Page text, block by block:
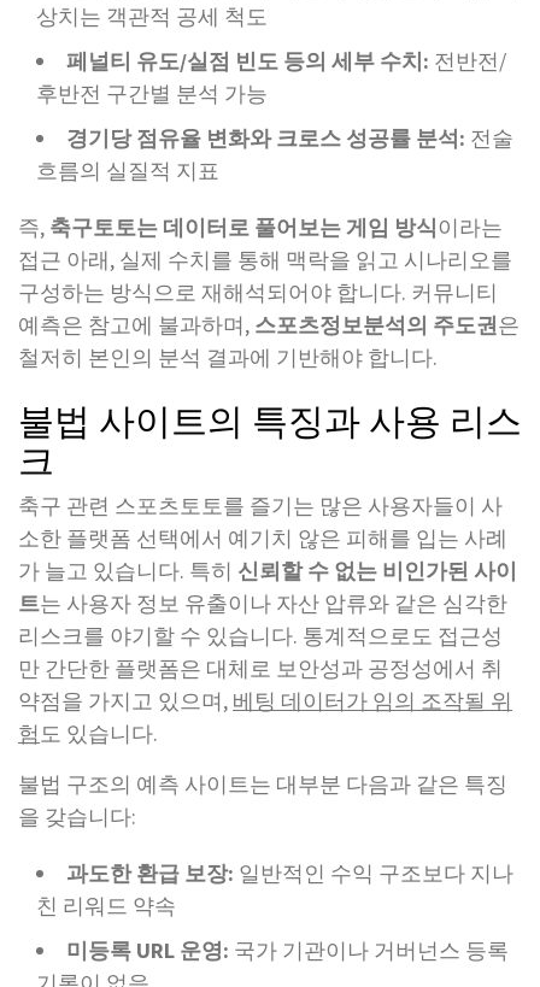
상치는 객관적 공세 척도
페널티 유도/실점 빈도 등의 세부 수치: 전반전/
후반전 구간별 분석 가능
경기당 점유율 변화와 크로스 성공률 분석: 전술
흐름의 실질적 지표
즉, 축구토토는 데이터로 풀어보는 게임 방식이라는
접근 아래, 실제 수치를 통해 맥락을 읽고 시나리오를
구성하는 방식으로 재해석되어야 합니다. 커뮤니티
예측은 참고에 불과하며, 스포츠정보분석의 주도권은
철저히 본인의 분석 결과에 기반해야 합니다.
불법 사이트의 특징과 사용 리스
크
축구 관련 스포츠토토를 즐기는 많은 사용자들이 사
소한 플랫폼 선택에서 예기치 않은 피해를 입는 사례
가 늘고 있습니다. 특히 신뢰할 수 없는 비인가된 사이
트는 사용자 정보 유출이나 자산 압류와 같은 심각한
리스크를 야기할 수 있습니다. 통계적으로도 접근성
만 간단한 플랫폼은 대체로 보안성과 공정성에서 취
약점을 가지고 있으며, 베팅 데이터가 임의 조작될 위
험도 있습니다.
불법 구조의 예측 사이트는 대부분 다음과 같은 특징
을 갖습니다:
과도한 환급 보장: 일반적인 수익 구조보다 지나
친 리워드 약속
미등록 URL 운영: 국가 기관이나 거버넌스 등록